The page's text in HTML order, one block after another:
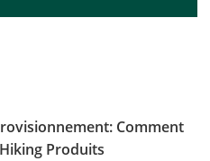
Comment
Produits